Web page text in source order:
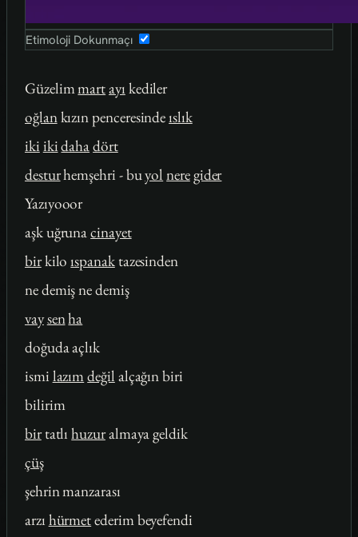
Etimoloji Dokunmaçı
Güzelimmartayı kediler
oğlankızın penceresindeıslık
iki ikidahadört
desturhemşehri - buyol neregider
Yazıyooor
aşk uğrunacinayet
birkiloıspanaktazesinden
ne demiş ne demiş
vaysenha
doğuda açlık
ismi lazımdeğil alçağın biri
bilirim
birtatlıhuzuralmaya geldik
çüş
şehrin manzarası
arzı hürmetederim beyefendi